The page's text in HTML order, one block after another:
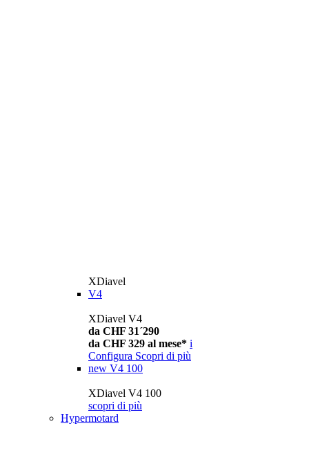
XDiavel
V4
XDiavel V4
da CHF 31´290
da CHF 329 al mese* i
Configura Scopri di più
new V4 100
XDiavel V4 100
scopri di più
Hypermotard